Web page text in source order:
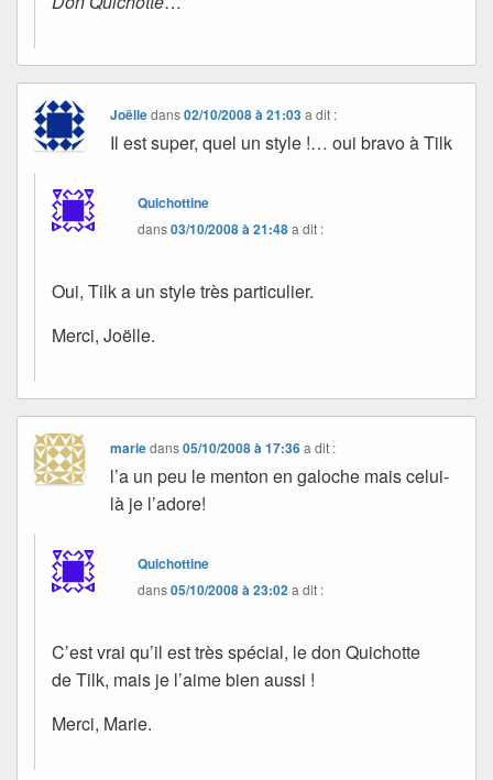
Joëlledans02/10/2008 à 21:03 a dit :
Il est super, quel un style !… oui bravo à Tilk
Quichottine
dans03/10/2008 à 21:48a dit :
Oui, Tilk a un style très particulier.
Merci, Joëlle.
mariedans05/10/2008 à 17:36 a dit :
l’a un peu le menton en galoche mais celui-
là je l’adore!
Quichottine
dans05/10/2008 à 23:02a dit :
C’est vrai qu’il est très spécial, le don Quichotte
de Tilk, mais je l’aime bien aussi !
Merci, Marie.